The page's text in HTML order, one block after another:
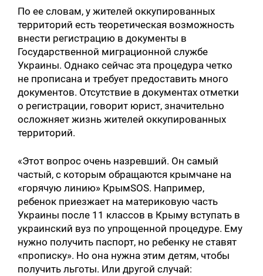
По ее словам, у жителей оккупированных
территорий есть теоретическая возможность
внести регистрацию в документы в
Государственной миграционной службе
Украины. Однако сейчас эта процедура четко
не прописана и требует предоставить много
документов. Отсутствие в документах отметки
о регистрации, говорит юрист, значительно
осложняет жизнь жителей оккупированных
территорий.
«Этот вопрос очень назревший. Он самый
частый, с которым обращаются крымчане на
«горячую линию» КрымSOS. Например,
ребенок приезжает на материковую часть
Украины после 11 классов в Крыму вступать в
украинский вуз по упрощенной процедуре. Ему
нужно получить паспорт, но ребенку не ставят
«прописку». Но она нужна этим детям, чтобы
получить льготы. Или другой случай: